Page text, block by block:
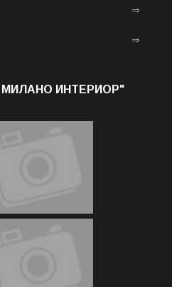
⇒
⇒
МИЛАНО ИНТЕРИОР"